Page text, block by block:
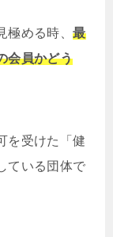
極める時、最
会員かどう
を受けた「健
ている団体で